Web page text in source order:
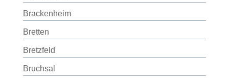
Brackenheim
Bretten
Bretzfeld
Bruchsal